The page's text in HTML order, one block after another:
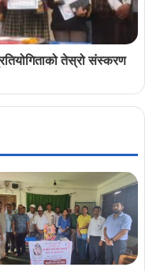
तेस्रो संस्करण